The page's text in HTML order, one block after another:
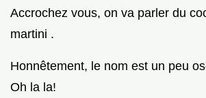
Accrochez vous, on va parler du
martini .
Honnêtement, le nom est un peu
Oh la la!